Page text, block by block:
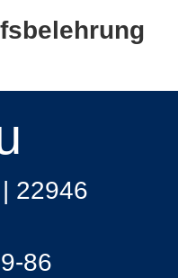
22946
86